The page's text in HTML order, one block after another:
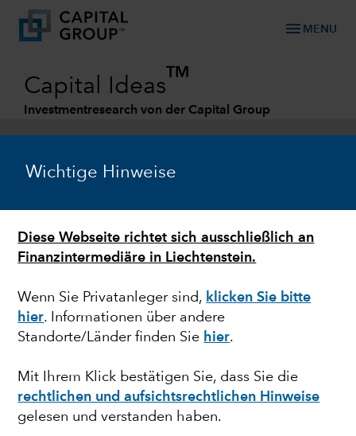
Wichtige Hinweise
Diese Webseite richtet sich ausschließlich an
Finanzintermediäre in Liechtenstein.
Wenn Sie Privatanleger sind, klicken Sie bitte
hier. Informationen über andere
Standorte/Länder finden Sie hier.
Mit Ihrem Klick bestätigen Sie, dass Sie die
rechtlichen und aufsichtsrechtlichen Hinweise
gelesen und verstanden haben.
menu MENU
Capital Ideas
TM
Investmentresearch von der Capital Group
ANLEIHEN
Aussichten für
Emerging-Market-